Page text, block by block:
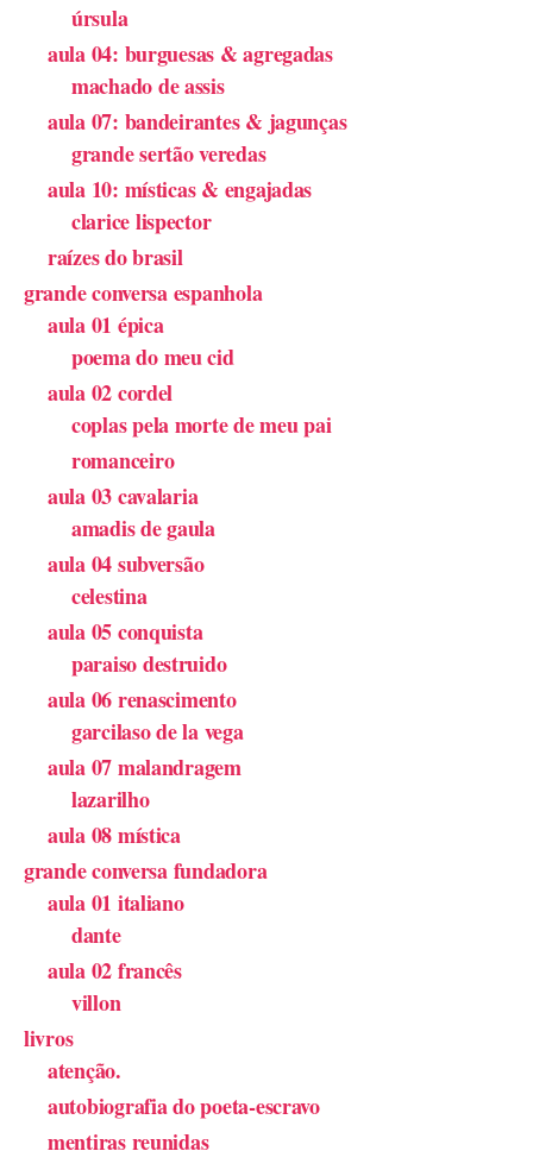
úrsula
aula 04: burguesas & agregadas
machado de assis
aula 07: bandeirantes & jagunças
grande sertão veredas
aula 10: místicas & engajadas
clarice lispector
raízes do brasil
grande conversa espanhola
aula 01 épica
poema do meu cid
aula 02 cordel
coplas pela morte de meu pai
romanceiro
aula 03 cavalaria
amadis de gaula
aula 04 subversão
celestina
aula 05 conquista
paraiso destruido
aula 06 renascimento
garcilaso de la vega
aula 07 malandragem
lazarilho
aula 08 mística
grande conversa fundadora
aula 01 italiano
dante
aula 02 francês
villon
livros
atenção.
autobiografia do poeta-escravo
mentiras reunidas